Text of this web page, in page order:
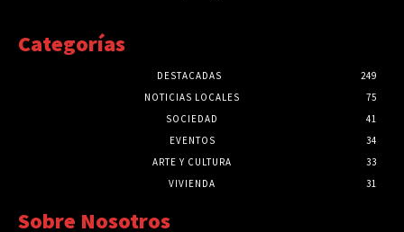
Categorías
DESTACADAS
249
NOTICIAS LOCALES
75
SOCIEDAD
41
EVENTOS
34
ARTE Y CULTURA
33
VIVIENDA
31
Sobre Nosotros